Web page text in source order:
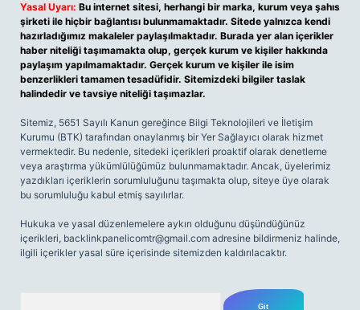
Yasal Uyarı: Bu internet sitesi, herhangi bir marka, kurum veya şahıs
şirketi ile hiçbir bağlantısı bulunmamaktadır. Sitede yalnızca kendi
hazırladığımız makaleler paylaşılmaktadır. Burada yer alan içerikler
haber niteliği taşımamakta olup, gerçek kurum ve kişiler hakkında
paylaşım yapılmamaktadır. Gerçek kurum ve kişiler ile isim
benzerlikleri tamamen tesadüfidir. Sitemizdeki bilgiler taslak
halindedir ve tavsiye niteliği taşımazlar.
Sitemiz, 5651 Sayılı Kanun gereğince Bilgi Teknolojileri ve İletişim
Kurumu (BTK) tarafından onaylanmış bir Yer Sağlayıcı olarak hizmet
vermektedir. Bu nedenle, sitedeki içerikleri proaktif olarak denetleme
veya araştırma yükümlülüğümüz bulunmamaktadır. Ancak, üyelerimiz
yazdıkları içeriklerin sorumluluğunu taşımakta olup, siteye üye olarak
bu sorumluluğu kabul etmiş sayılırlar.
Hukuka ve yasal düzenlemelere aykırı olduğunu düşündüğünüz
içerikleri, backlinkpanelicomtr@gmail.com adresine bildirmeniz halinde,
ilgili içerikler yasal süre içerisinde sitemizden kaldırılacaktır.